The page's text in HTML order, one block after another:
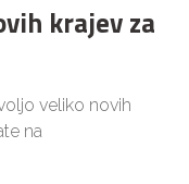
krajev za
veliko novih
na